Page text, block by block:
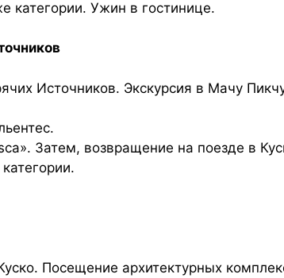
категории. Ужин в гостинице.
Источников. Экскурсия в Мачу
Затем, возвращение на поезде в
Посещение архитектурных